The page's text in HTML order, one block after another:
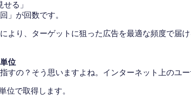
る」
」が回数です。
より、ターゲットに狙った広告を最適な頻度で届
位
すの？そう思いますよね。インターネット上のユ
位で取得します。